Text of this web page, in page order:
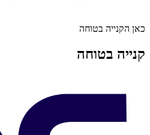
כאן הקנייה בטוחה
קנייה בטוחה